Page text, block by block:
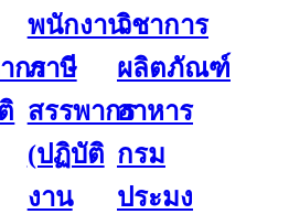
กร
พนักงาน
ภาษี
สรรพากร
(ปฏิบัติ
งาน
วิชาการ
ผลิตภัณฑ์
อาหาร
กรม
ประมง